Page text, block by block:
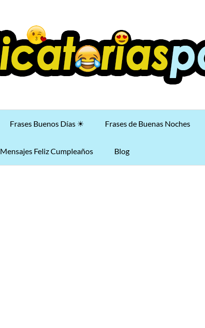
Frases Buenos Días ☀ Frases de Buenas Noches
Mensajes Feliz Cumpleaños Blog